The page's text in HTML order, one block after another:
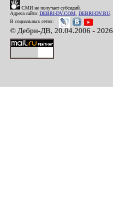
СМИ не получает субсидий.
Адреса сайта: DEBRI-DV.COM DEBRI-DV.RU
В социальных сетях:
© Дебри-ДВ, 20.04.2006 - 2026